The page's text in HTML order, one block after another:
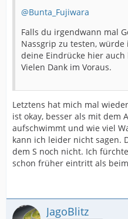
@Bunta_Fujiwara
Falls du irgendwann mal
Nassgrip zu testen,
deine Eindrücke hier
Vielen Dank im Voraus.
Letztens hat mich mal
ist okay, besser als mit dem
aufschwimmt und wie viel
kann ich leider nicht sagen.
dem S noch nicht. Ich
schon früher eintritt als beim
JagoBlitz